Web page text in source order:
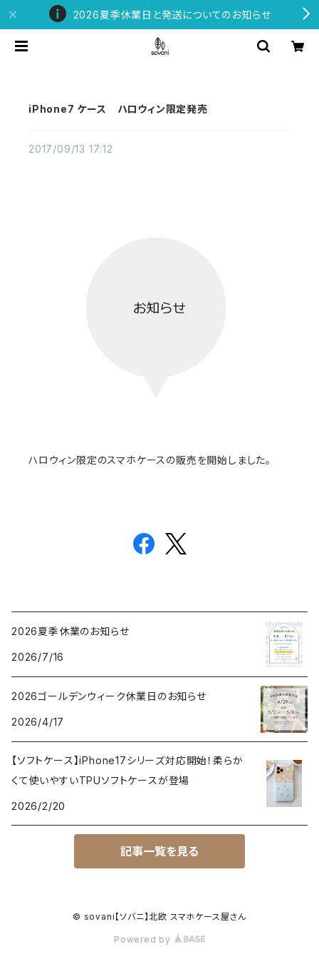
2026夏季休業日と発送についてのお知らせ
iPhone7 ケース ハロウィン限定発売
2017/09/13 17:12
ハロウィン限定のスマホケースの販売を開始しました。
2026夏季休業のお知らせ
2026/7/16
2026ゴールデンウィーク休業日のお知らせ
2026/4/17
【ソフトケース】iPhone17シリーズ対応開始！柔らか
くて使いやすいTPUソフトケースが登場
2026/2/20
記事一覧を見る
© sovani【ソバニ】北欧 スマホケース屋さん
Powered by